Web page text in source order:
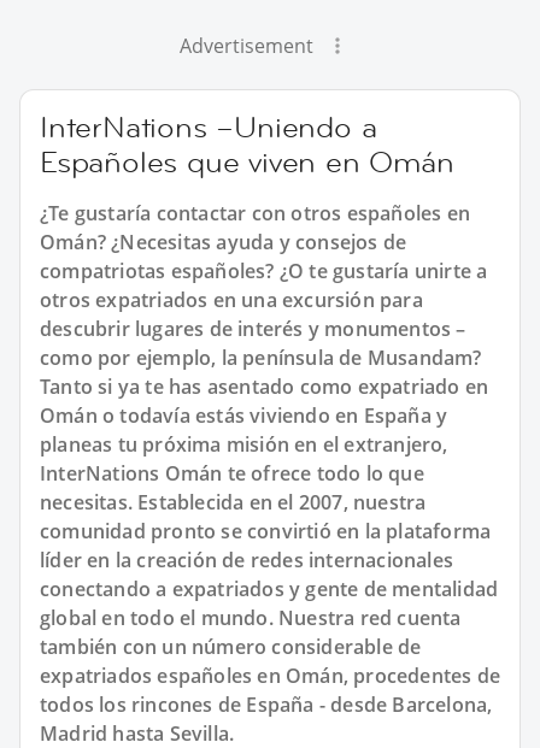
Advertisement
InterNations –Uniendo a
Españoles que viven en Omán
¿Te gustaría contactar con otros españoles en
Omán? ¿Necesitas ayuda y consejos de
compatriotas españoles? ¿O te gustaría unirte a
otros expatriados en una excursión para
descubrir lugares de interés y monumentos –
como por ejemplo, la península de Musandam?
Tanto si ya te has asentado como expatriado en
Omán o todavía estás viviendo en España y
planeas tu próxima misión en el extranjero,
InterNations Omán te ofrece todo lo que
necesitas. Establecida en el 2007, nuestra
comunidad pronto se convirtió en la plataforma
líder en la creación de redes internacionales
conectando a expatriados y gente de mentalidad
global en todo el mundo. Nuestra red cuenta
también con un número considerable de
expatriados españoles en Omán, procedentes de
todos los rincones de España - desde Barcelona,
Madrid hasta Sevilla.